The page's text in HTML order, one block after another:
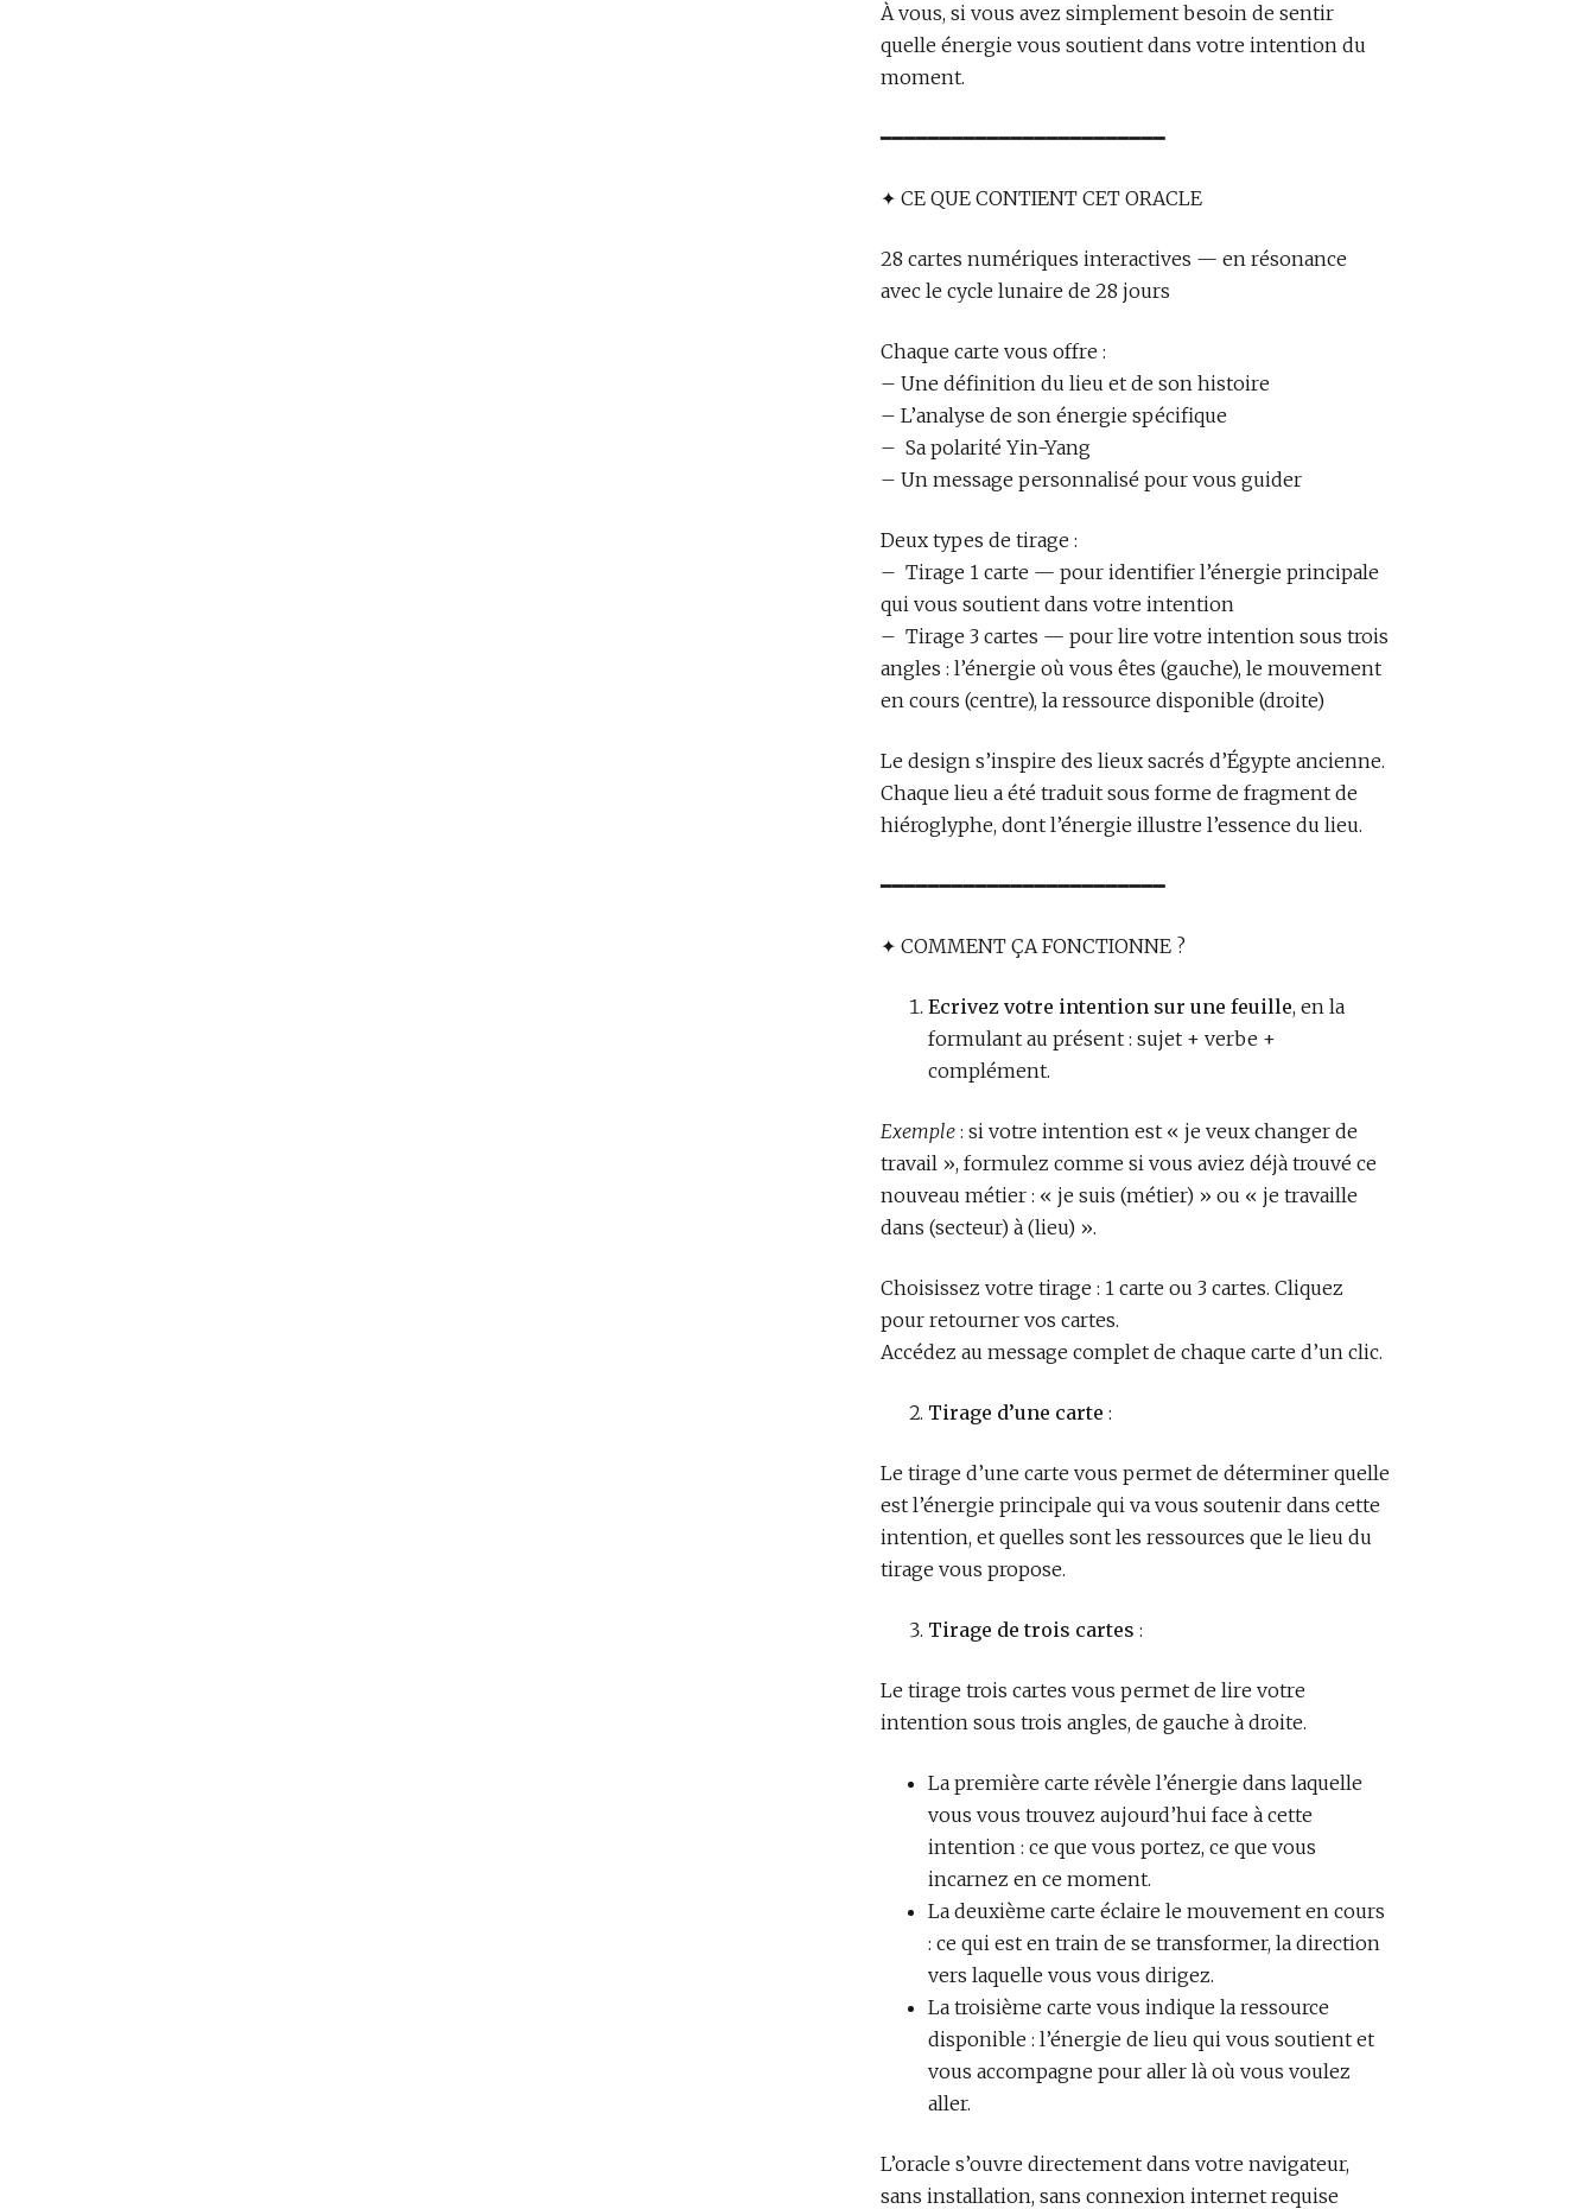
À vous, si vous avez simplement besoin de sentir
quelle énergie vous soutient dans votre intention du
moment.
━━━━━━━━━━━━━━━━━━━━━━━━
✦ CE QUE CONTIENT CET ORACLE
28 cartes numériques interactives — en résonance
avec le cycle lunaire de 28 jours
Chaque carte vous offre :
– Une définition du lieu et de son histoire
– L’analyse de son énergie spécifique
– Sa polarité Yin-Yang
– Un message personnalisé pour vous guider
Deux types de tirage :
– Tirage 1 carte — pour identifier l’énergie principale
qui vous soutient dans votre intention
– Tirage 3 cartes — pour lire votre intention sous trois
angles : l’énergie où vous êtes (gauche), le mouvement
en cours (centre), la ressource disponible (droite)
Le design s’inspire des lieux sacrés d’Égypte ancienne.
Chaque lieu a été traduit sous forme de fragment de
hiéroglyphe, dont l’énergie illustre l’essence du lieu.
━━━━━━━━━━━━━━━━━━━━━━━━
✦ COMMENT ÇA FONCTIONNE ?
Ecrivez votre intention sur une feuille, en la
formulant au présent : sujet + verbe +
complément.
Exemple : si votre intention est « je veux changer de
travail », formulez comme si vous aviez déjà trouvé ce
nouveau métier : « je suis (métier) » ou « je travaille
dans (secteur) à (lieu) ».
Choisissez votre tirage : 1 carte ou 3 cartes. Cliquez
pour retourner vos cartes.
Accédez au message complet de chaque carte d’un clic.
Tirage d’une carte :
Le tirage d’une carte vous permet de déterminer quelle
est l’énergie principale qui va vous soutenir dans cette
intention, et quelles sont les ressources que le lieu du
tirage vous propose.
Tirage de trois cartes :
Le tirage trois cartes vous permet de lire votre
intention sous trois angles, de gauche à droite.
La première carte révèle l’énergie dans laquelle
vous vous trouvez aujourd’hui face à cette
intention : ce que vous portez, ce que vous
incarnez en ce moment.
La deuxième carte éclaire le mouvement en cours
: ce qui est en train de se transformer, la direction
vers laquelle vous vous dirigez.
La troisième carte vous indique la ressource
disponible : l’énergie de lieu qui vous soutient et
vous accompagne pour aller là où vous voulez
aller.
L’oracle s’ouvre directement dans votre navigateur,
sans installation, sans connexion internet requise